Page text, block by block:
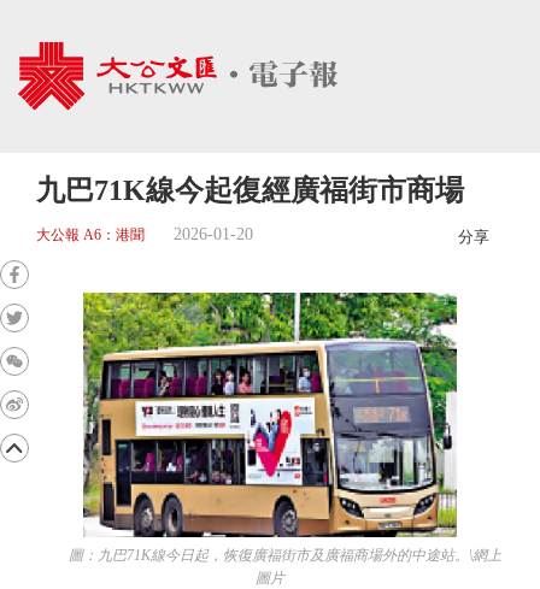
九巴71K線今起復經廣福街市商場
大公報 A6：港聞 2026-01-20 分享
圖：九巴71K線今日起，恢復廣福街市及廣福商場外的中途站。\網上
圖片